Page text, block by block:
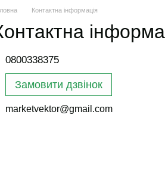
Контактна інформація
0800338375
Замовити дзвінок
marketvektor@gmail.com